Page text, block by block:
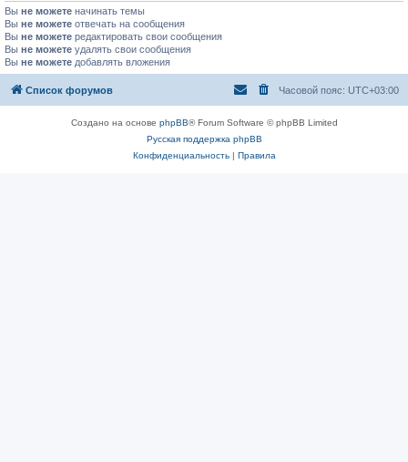
Вы не можете начинать темы
Вы не можете отвечать на сообщения
Вы не можете редактировать свои сообщения
Вы не можете удалять свои сообщения
Вы не можете добавлять вложения
Список форумов Часовой пояс: UTC+03:00
Создано на основе phpBB® Forum Software © phpBB Limited
Русская поддержка phpBB
Конфиденциальность| Правила